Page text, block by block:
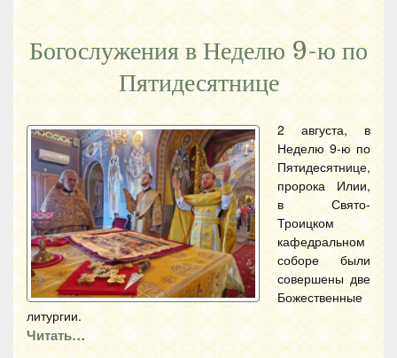
Богослужения в Неделю 9-ю по
Пятидесятнице
2 августа, в
Неделю 9-ю по
Пятидесятнице,
пророка Илии,
в Свято-
Троицком
кафедральном
соборе были
совершены две
Божественные
литургии.
Читать…